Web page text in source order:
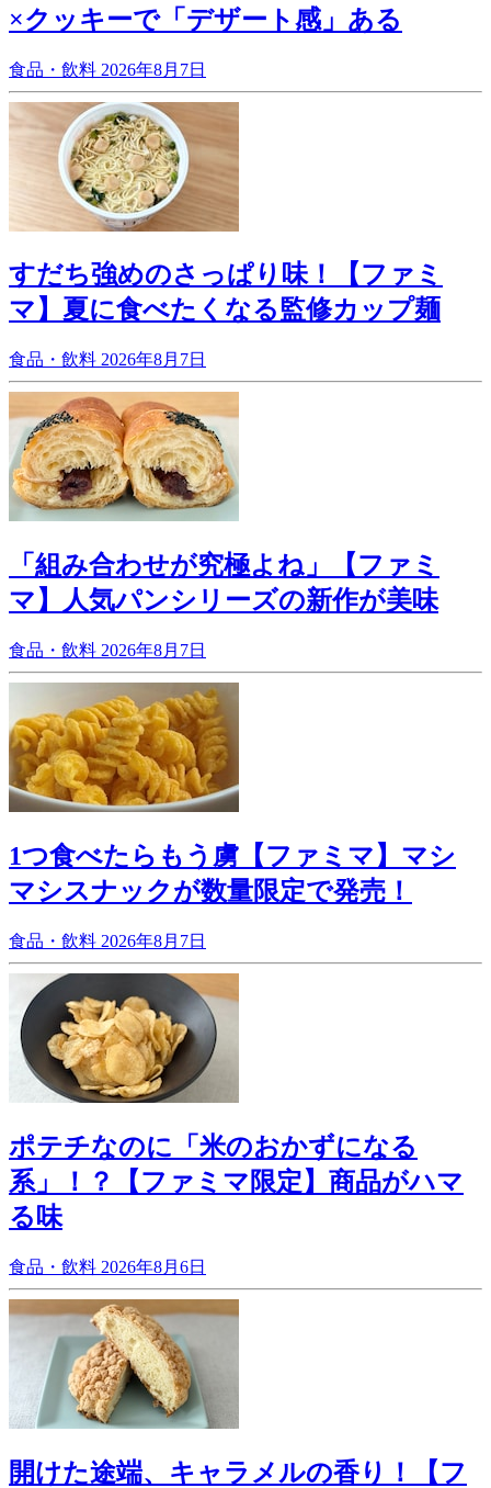
×クッキーで「デザート感」ある
食品・飲料 2026年8月7日
すだち強めのさっぱり味！【ファミ
マ】夏に食べたくなる監修カップ麺
食品・飲料 2026年8月7日
「組み合わせが究極よね」【ファミ
マ】人気パンシリーズの新作が美味
食品・飲料 2026年8月7日
1つ食べたらもう虜【ファミマ】マシ
マシスナックが数量限定で発売！
食品・飲料 2026年8月7日
ポテチなのに「米のおかずになる
系」！？【ファミマ限定】商品がハマ
る味
食品・飲料 2026年8月6日
開けた途端、キャラメルの香り！【フ